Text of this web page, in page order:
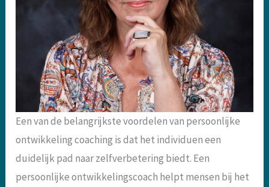
Een van de belangrijkste voordelen van persoonlijke
ontwikkeling coaching is dat het individuen een
duidelijk pad naar zelfverbetering biedt. Een
persoonlijke ontwikkelingscoach helpt mensen bij het